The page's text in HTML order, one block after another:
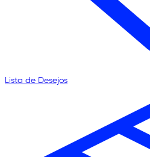
Lista de Desejos